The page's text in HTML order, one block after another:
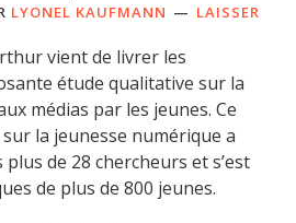
LYONEL KAUFMANN
LAISSER
vient de livrer les
étude qualitative sur la
médias par les jeunes. Ce
la jeunesse numérique a
de 28 chercheurs et s’est
de plus de 800 jeunes.